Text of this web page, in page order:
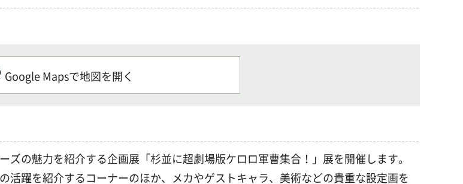
Google Mapsで地図を開く
ズの魅力を紹介する企画展「杉並に超劇場版ケロロ軍曹集合！」展を開催します。
活躍を紹介するコーナーのほか、メカやゲストキャラ、美術などの貴重な設定画を